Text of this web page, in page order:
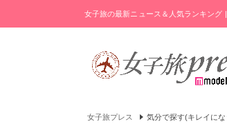
女子旅の最新ニュース＆人気ランキング
女子旅プレス 気分で探す(キレイに